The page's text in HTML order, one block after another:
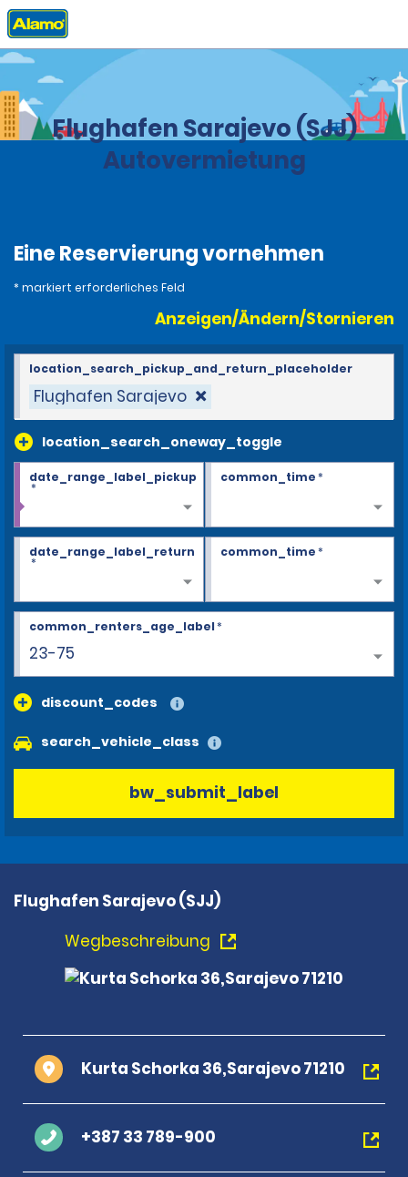
Privat Stationen Bosnien und Herzegowina
Flughafen Sarajevo (SJJ)
Autovermietung
Eine Reservierung vornehmen
* markiert erforderliches Feld
Anzeigen/Ändern/Stornieren
Flughafen Sarajevo
location_search_oneway_toggle
location_search_pickup_and_return_placeholder
date_range_label_pickup
*
common_time*
date_range_label_return
*
common_time*
23-75
common_renters_age_label*
discount_codes
search_vehicle_class
bw_submit_label
Flughafen Sarajevo (SJJ)
Wegbeschreibung
Kurta Schorka 36,Sarajevo 71210
+387 33 789-900